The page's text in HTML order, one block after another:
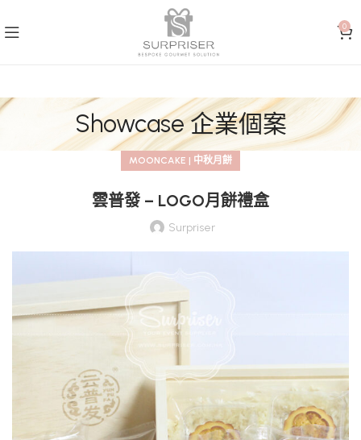
0
Showcase 企業個案
MOONCAKE | 中秋月餅
雲普發 – LOGO月餅禮盒
Surpriser